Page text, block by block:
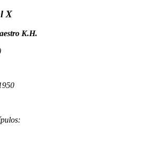
X
K.H.